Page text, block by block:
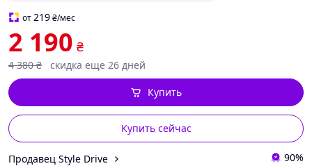
от219₴/мес
2 190 ₴
4 380 ₴ скидка еще 26 дней
Купить сейчас
Купить
Продавец Style Drive 90%